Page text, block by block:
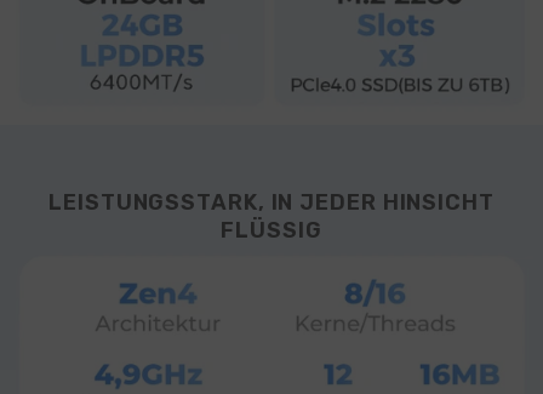
LEISTUNGSSTARK, IN JEDER HINSICHT
FLÜSSIG